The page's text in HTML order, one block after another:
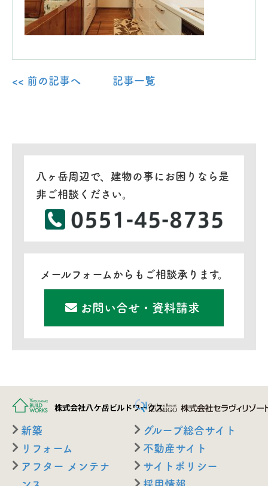
<< 前の記事へ 記事一覧
八ヶ岳周辺で、建物の事にお困りなら是
非ご相談ください。
メールフォームからもご相談承ります。
お問い合せ・資料請求
新築
リフォーム
アフター メンテナ
グループ総合サイト
不動産サイト
サイトポリシー